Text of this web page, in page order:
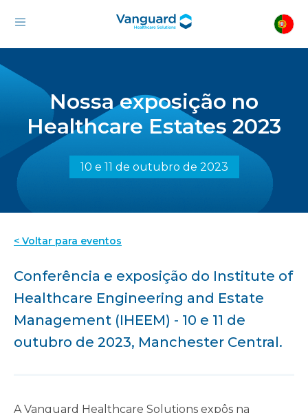
Nossa exposição no
Healthcare Estates 2023
10 e 11 de outubro de 2023
< Voltar para eventos
Conferência e exposição do Institute of
Healthcare Engineering and Estate
Management (IHEEM) - 10 e 11 de
outubro de 2023, Manchester Central.
A Vanguard Healthcare Solutions expôs na